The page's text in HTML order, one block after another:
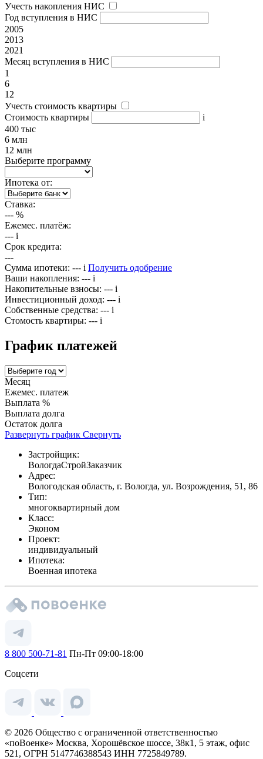
Учесть накопления НИС
Год вступления в НИС
2005
2013
2021
Месяц вступления в НИС
1
6
12
Учесть стоимость квартиры
Стоимость квартиры
i
400 тыс
6 млн
12 млн
Выберите программу
Ипотека от:
Ставка:
--- %
Ежемес. платёж:
--- i
Срок кредита:
---
Сумма ипотеки: --- i Получить одобрение
Ваши накопления: --- i
Накопительные взносы: --- i
Инвестиционный доход: --- i
Собственные средства: --- i
Стомость квартиры: --- i
График платежей
Месяц
Ежемес. платеж
Выплата %
Выплата долга
Остаток долга
Развернуть график Свернуть
Застройщик:
ВологдаСтройЗаказчик
Адрес:
Вологодская область, г. Вологда, ул. Возрождения, 51, 86
Тип:
многоквартирный дом
Класс:
Эконом
Проект:
индивидуальный
Ипотека:
Военная ипотека
8 800 500-71-81 Пн-Пт 09:00-18:00
Соцсети
© 2026 Общество с ограниченной ответственностью
«поВоенке» Москва, Хорошёвское шоссе, 38к1, 5 этаж, офис
521, ОГРН 5147746388543 ИНН 7725849789.